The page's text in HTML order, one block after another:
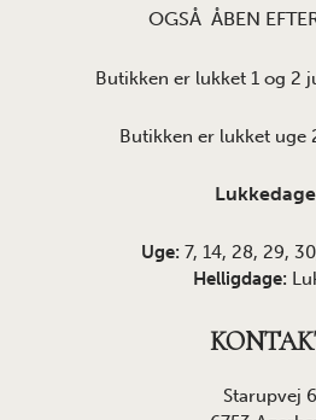
OGSÅ ÅBEN
Butikken er lukket 1 og 2
Butikken er lukket uge
Uge: 7, 14, 28, 29,
Helligdage:
Starupvej 6